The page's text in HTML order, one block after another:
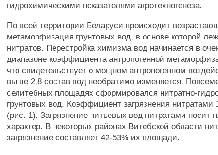
гидрохимическими показателями агротехногенеза.
По всей территории Беларуси происходит
метаморфизация грунтовых вод, в основе которой
нитратов. Перестройка химизма вод начинается в
диапазоне коэффициента антропогенной
что свидетельствует о мощном антропогенном
выше 2,8 состав вод необратимо изменяется.
селитебных площадях сформировался нитратно-
грунтовых вод. Коэффициент загрязнения
(рис. 1). Загрязнение питьевых вод нитратами носит
характер. В некоторых районах Витебской области
загрязнение составляет 42-53% их площади.